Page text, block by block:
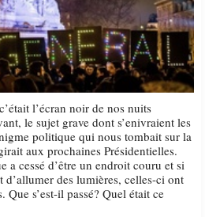
l’écran noir de nos nuits
le sujet grave dont s’enivraient les
politique qui nous tombait sur la
aux prochaines Présidentielles.
a cessé d’être un endroit couru et si
des lumières, celles-ci ont
Que s’est-il passé? Quel était ce